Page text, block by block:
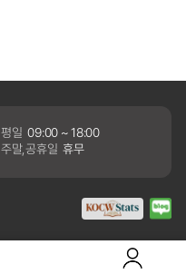
평일 09:00 ~ 18:00
주말,공휴일 휴무